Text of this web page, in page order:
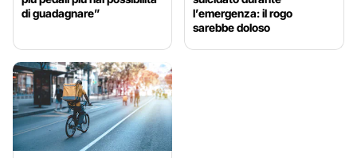
di guadagnare”
l’emergenza: il rogo
sarebbe doloso